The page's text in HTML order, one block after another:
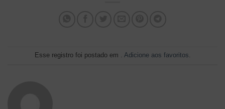
Esse registro foi postado em . Adicione aos favoritos